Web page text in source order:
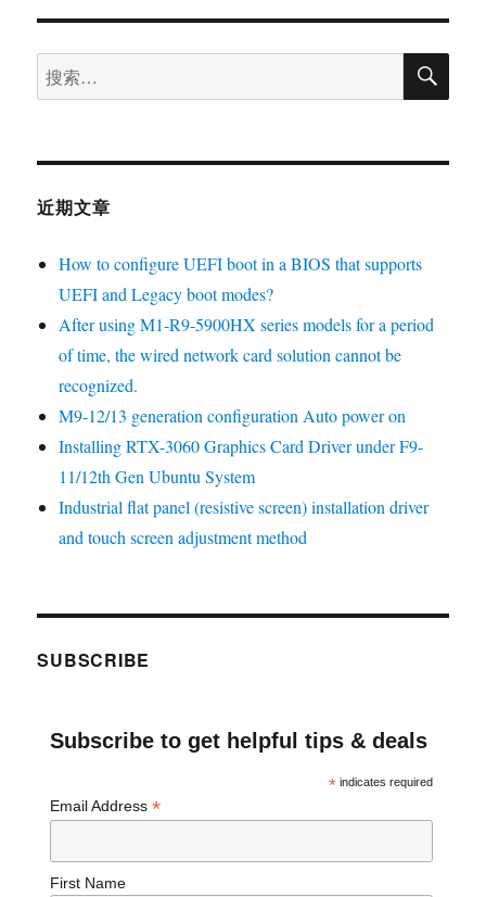
近期文章
How to configure UEFI boot in a BIOS that supports
UEFI and Legacy boot modes?
After using M1-R9-5900HX series models for a period
of time, the wired network card solution cannot be
recognized.
M9-12/13 generation configuration Auto power on
Installing RTX-3060 Graphics Card Driver under F9-
11/12th Gen Ubuntu System
Industrial flat panel (resistive screen) installation driver
and touch screen adjustment method
SUBSCRIBE
Subscribe to get helpful tips & deals
*indicates required
Email Address *
First Name